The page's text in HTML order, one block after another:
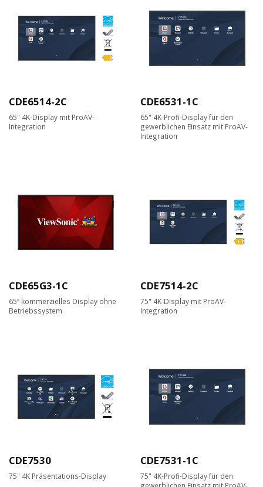
CDE6514-2C
65" 4K-Display mit ProAV-
Integration
CDE6531-1C
65" 4K-Profi-Display für den
gewerblichen Einsatz mit ProAV-
Integration
CDE65G3-1C
65“ kommerzielles Display ohne
Betriebssystem
CDE7514-2C
75" 4K-Display mit ProAV-
Integration
CDE7530
75" 4K Präsentations-Display
CDE7531-1C
75" 4K-Profi-Display für den